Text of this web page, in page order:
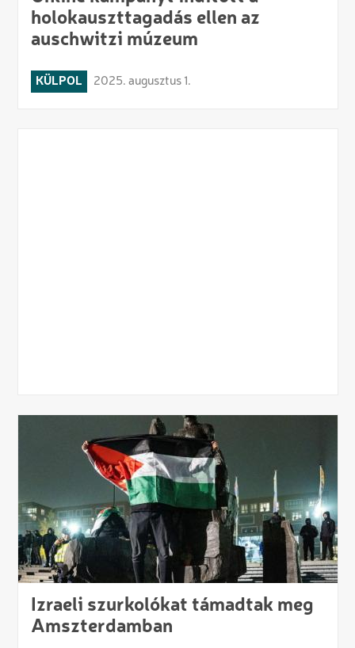
holokauszttagadás ellen az
auschwitzi múzeum
KÜLPOL 2025. augusztus 1.
Izraeli szurkolókat támadtak meg
Amszterdamban